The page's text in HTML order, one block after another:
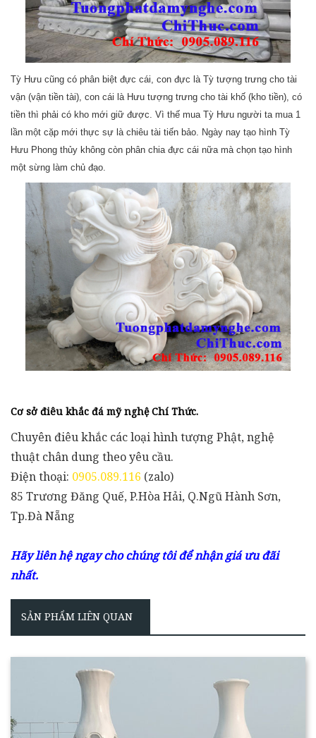
Tỳ Hưu cũng có phân biệt đực cái, con đực là Tỳ tượng trưng cho tài
vận (vận tiền tài), con cái là Hưu tượng trưng cho tài khố (kho tiền), có
tiền thì phải có kho mới giữ được. Vì thế mua Tỳ Hưu người ta mua 1
lần một cặp mới thực sự là chiêu tài tiến bảo. Ngày nay tạo hình Tỳ
Hưu Phong thủy không còn phân chia đực cái nữa mà chọn tạo hình
một sừng làm chủ đạo.
Cơ sở điêu khắc đá mỹ nghệ Chí Thức.
Chuyên điêu khắc các loại hình tượng Phật, nghệ
thuật chân dung theo yêu cầu.
Điện thoại: 0905.089.116 (zalo)
85 Trương Đăng Quế, P.Hòa Hải, Q.Ngũ Hành Sơn,
Tp.Đà Nẵng
Hãy liên hệ ngay cho chúng tôi để nhận giá ưu đãi
nhất.
SẢN PHẨM LIÊN QUAN